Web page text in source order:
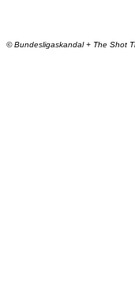
© Bundesligaskandal + The Shot